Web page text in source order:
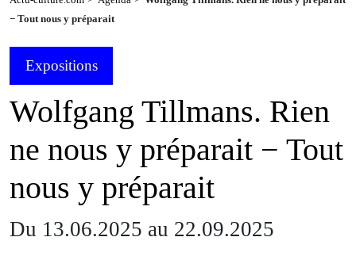
− Tout nous y préparait
Expositions
Wolfgang Tillmans. Rien
ne nous y préparait − Tout
nous y préparait
Du 13.06.2025 au 22.09.2025